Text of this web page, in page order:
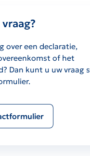
over een declaratie,
of het
Dan kunt u uw vraag